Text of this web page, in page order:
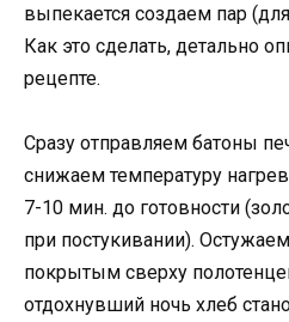
выпекается создаем пар
Как это сделать, детально
рецепте.
Сразу отправляем батоны
снижаем температуру
7-10 мин. до готовности
при постукивании).
покрытым сверху
отдохнувший ночь хлеб